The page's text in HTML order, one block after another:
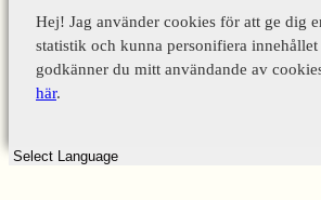
Hej! Jag använder cookies för att ge dig
statistik och kunna personifiera
godkänner du mitt användande av
här.